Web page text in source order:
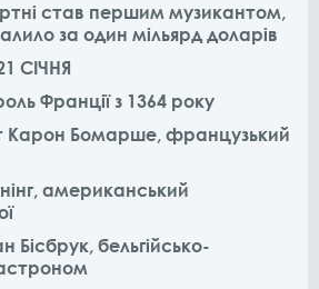
став першим музикантом,
за один мільярд доларів
СІЧНЯ
Франції з 1364 року
Карон Бомарше, французький
американський
Бісбрук, бельгійсько-